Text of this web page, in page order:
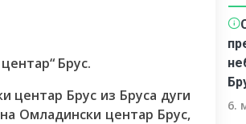
Брус.
центар Брус из Бруса дуги
Омладински центар Брус,
6.